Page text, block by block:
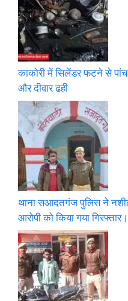
काकोरी में सिलेंडर फटने से
और दीवार ढही
थाना सआदतगंज पुलिस ने
आरोपी को किया गया गिरफ्तार।